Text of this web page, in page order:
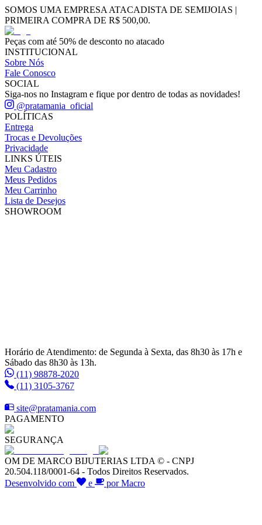
SOMOS UMA EMPRESA ATACADISTA DE SEMIJOIAS |
PRIMEIRA COMPRA DE R$ 500,00.
Peças com até 50% de desconto no atacado
INSTITUCIONAL
Sobre Nós
Fale Conosco
SOCIAL
Siga-nos no Instagram e fique por dentro de todas as novidades!
@pratamania_oficial
POLÍTICAS
Entrega
Trocas e Devoluções
Privacidade
LINKS ÚTEIS
Meu Cadastro
Meus Pedidos
Meu Carrinho
Lista de Desejos
SHOWROOM
Horário de Atendimento: de Segunda à Sexta, das 8h30 às 17h e
Sábado das 8h30 às 13h.
(11) 98878-2020
(11) 3105-3767
site@pratamania.com
PAGAMENTO
SEGURANÇA
OM DE MARCO BIJUTERIAS LTDA © - CNPJ
20.504.118/0001-64 - Todos Direitos Reservados.
Desenvolvido com
e por Macro